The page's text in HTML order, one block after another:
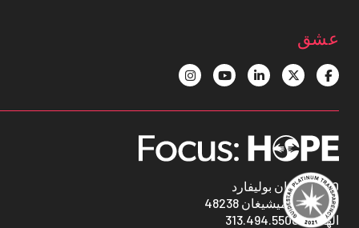
1400 أوكمان بوليفارد
ديترويت ، ميشيغان 48238
الهاتف:313.494.5500
عشق